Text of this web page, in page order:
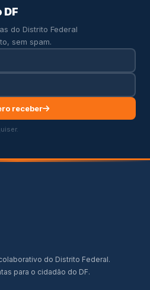
DF
do Distrito Federal
sem spam.
receber
do Distrito Federal.
para o cidadão do DF.